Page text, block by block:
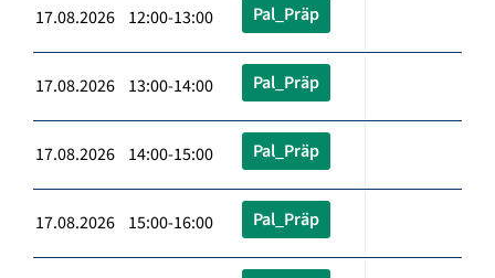
17.08.2026 12:00-13:00 Pal_Präp
17.08.2026 13:00-14:00 Pal_Präp
17.08.2026 14:00-15:00 Pal_Präp
17.08.2026 15:00-16:00 Pal_Präp